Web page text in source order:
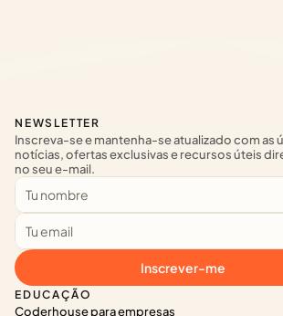
EDUCAÇÃO
Coderhouse para empresas
NEWSLETTER
Inscreva-se e mantenha-se atualizado com as
notícias, ofertas exclusivas e recursos úteis
no seu e-mail.
Inscrever-me